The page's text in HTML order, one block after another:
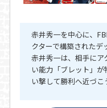
赤井秀一を中心に、
クターで構築されたデ
赤井秀一は、相手に
い能力「ブレット」
い撃して勝利へ近づこ